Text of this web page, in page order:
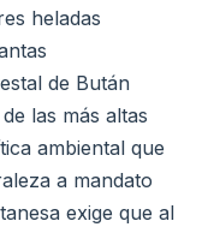
heladas
de Bután
las más altas
ambiental que
a mandato
exige que al